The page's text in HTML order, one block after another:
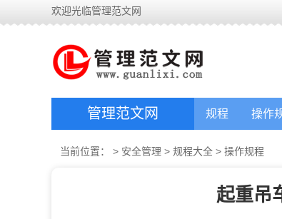
欢迎光临管理范文网
管理范文网 规程 操作
当前位置： > 安全管理 > 规程大全 > 操作规程
起重吊